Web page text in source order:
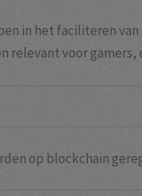
in het faciliteren
relevant voor
op blockchain